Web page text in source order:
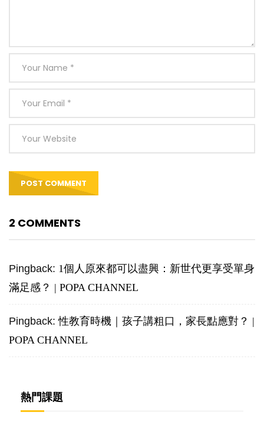
2 COMMENTS
Pingback: 1個人原來都可以盡興：新世代更享受單身
滿足感？ | POPA CHANNEL
Pingback:性教育時機｜孩子講粗口，家長點應對？ |
POPA CHANNEL
熱門課題